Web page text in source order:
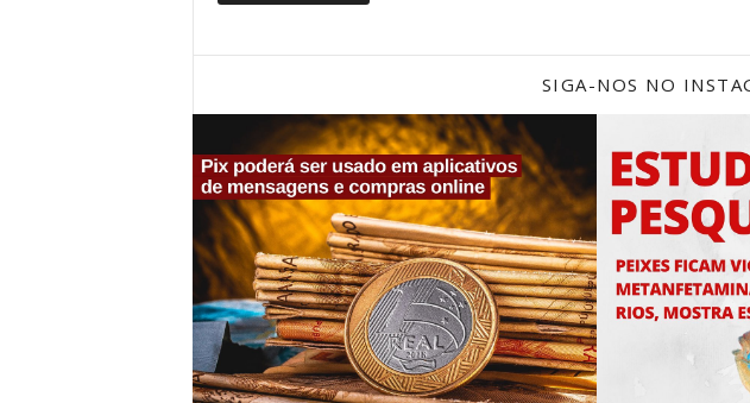
SIGA-NOS NO